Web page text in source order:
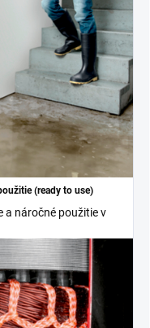
(ready to use)
a náročné použitie v